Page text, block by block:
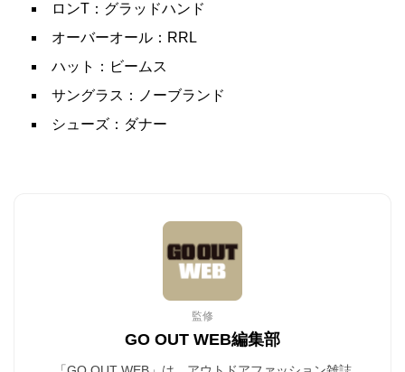
ロンT：グラッドハンド
オーバーオール：RRL
ハット：ビームス
サングラス：ノーブランド
シューズ：ダナー
監修
GO OUT WEB編集部